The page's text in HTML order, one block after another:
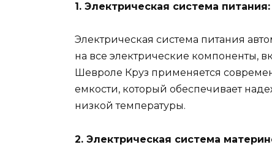
1. Электрическая система питания:
Электрическая система питания
на все электрические компоненты,
Шевроле Круз применяется
емкости, который обеспечивает
низкой температуры.
2. Электрическая система